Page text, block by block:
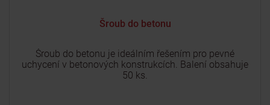
Šroub do betonu
Šroub do betonu je ideálním řešením pro pevné
uchycení v betonových konstrukcích. Balení obsahuje
50 ks.